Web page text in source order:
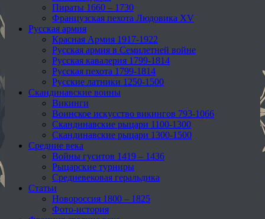
Пираты 1660 – 1730
Французская пехота Людовика XV
Русская армия
Красная Армия 1917-1922
Русская армия в Семилетней войне
Русская кавалерия 1799-1814
Русская пехота 1799-1814
Русские латники 1250-1500
Скандинавские воины
Викинги
Воинское искусство викингов 793-1066
Скандинавские рыцари 1100-1300
Скандинавские рыцари 1300-1500
Средние века
Войны гуситов 1419 – 1436
Рыцарские турниры
Средневековая геральдика
Статьи
Новороссия 1800 – 1825
Фото-история